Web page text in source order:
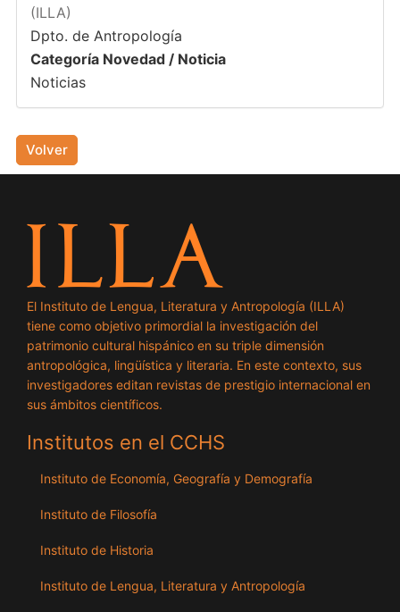
(ILLA)
Dpto. de Antropología
Categoría Novedad / Noticia
Noticias
Volver
El Instituto de Lengua, Literatura y Antropología (ILLA)
tiene como objetivo primordial la investigación del
patrimonio cultural hispánico en su triple dimensión
antropológica, lingüística y literaria. En este contexto, sus
investigadores editan revistas de prestigio internacional en
sus ámbitos científicos.
Institutos en el CCHS
Instituto de Economía, Geografía y Demografía
Instituto de Filosofía
Instituto de Historia
Instituto de Lengua, Literatura y Antropología